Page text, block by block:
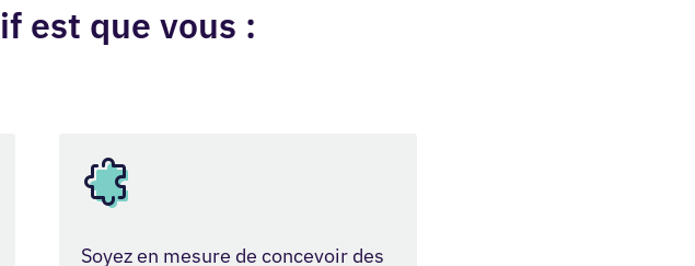
est que vous :
Soyez en mesure de concevoir des